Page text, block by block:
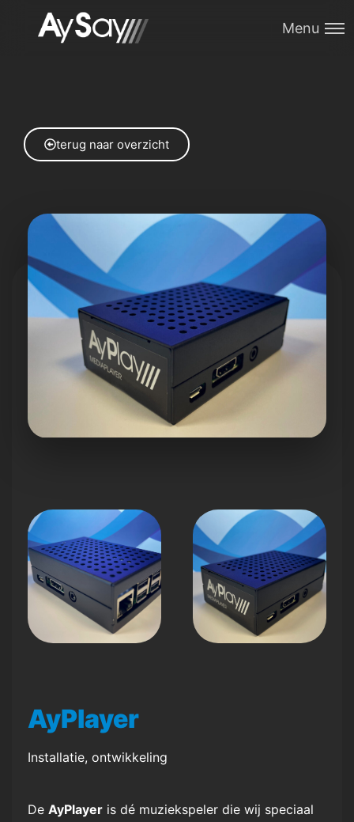
Menu
terug naar overzicht
AyPlayer
Installatie, ontwikkeling
De AyPlayer is dé muziekspeler die wij speciaal